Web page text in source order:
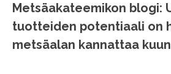
Metsäakateemikon blogi:
tuotteiden potentiaali on
metsäalan kannattaa